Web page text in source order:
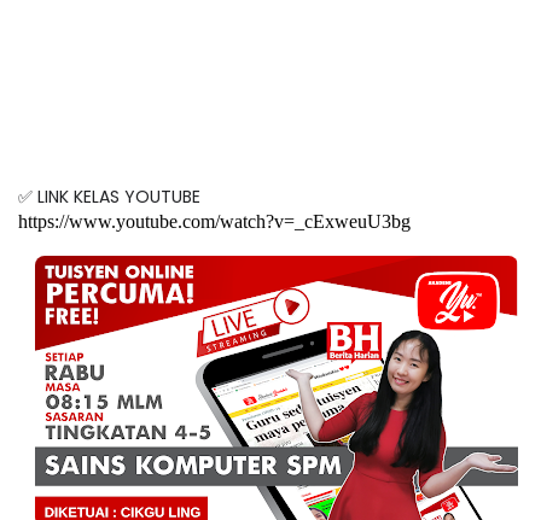
✅ LINK KELAS YOUTUBE
https://www.youtube.com/watch?v=_cExweuU3bg